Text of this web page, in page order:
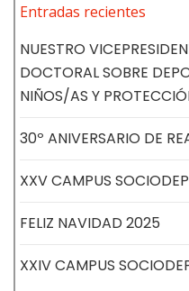
Entradas recientes
NUESTRO
DOCTORAL SOBRE
NIÑOS/AS Y
30º ANIVERSARIO DE
XXV CAMPUS
FELIZ NAVIDAD 2025
XXIV CAMPUS